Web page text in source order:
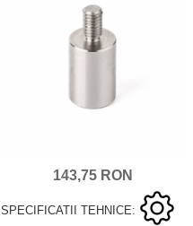
143,75 RON
SPECIFICATII TEHNICE: